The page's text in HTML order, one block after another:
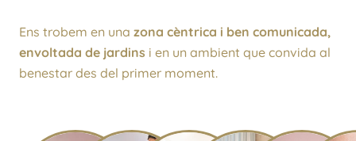
Ens trobem en una zona cèntrica i ben comunicada,
envoltada de jardins i en un ambient que convida al
benestar des del primer moment.